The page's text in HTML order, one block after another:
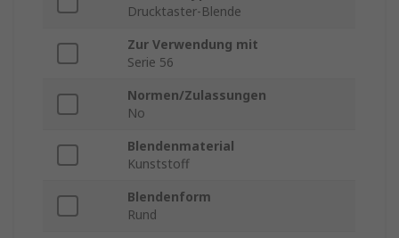
Drucktaster-Blende
Zur Verwendung mit
Serie 56
Normen/Zulassungen
No
Blendenmaterial
Kunststoff
Blendenform
Rund